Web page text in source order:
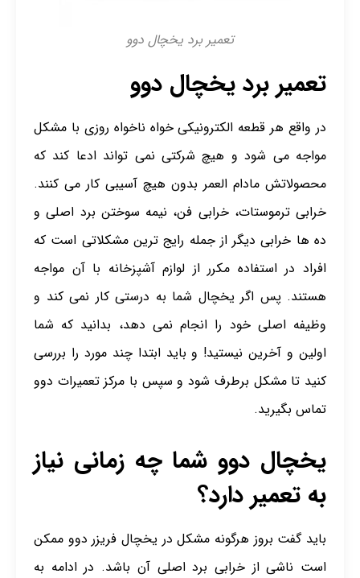
تعمیر برد یخچال دوو
تعمیر برد یخچال دوو
در واقع هر قطعه الکترونیکی خواه ناخواه روزی با مشکل
مواجه می شود و هیچ شرکتی نمی تواند ادعا کند که
محصولاتش مادام العمر بدون هیچ آسیبی کار می کنند.
خرابی ترموستات، خرابی فن، نیمه سوختن برد اصلی و
ده ها خرابی دیگر از جمله رایج ترین مشکلاتی است که
افراد در استفاده مکرر از لوازم آشپزخانه با آن مواجه
هستند. پس اگر یخچال شما به درستی کار نمی کند و
وظیفه اصلی خود را انجام نمی دهد، بدانید که شما
اولین و آخرین نیستید! و باید ابتدا چند مورد را بررسی
کنید تا مشکل برطرف شود و سپس با مرکز تعمیرات دوو
تماس بگیرید.
یخچال دوو شما چه زمانی نیاز
به تعمیر دارد؟
باید گفت بروز هرگونه مشکل در یخچال فریزر دوو ممکن
است ناشی از خرابی برد اصلی آن باشد. در ادامه به